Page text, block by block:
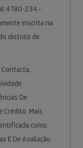
4780-234 -
inscrita na
distrito de
Contacta,
De
Crédito. Mais
como
E De Avaliação